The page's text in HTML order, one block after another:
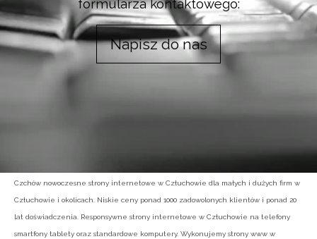
formularza kontaktowego:
Napisz do nas
Czchów nowoczesne strony internetowe w Człuchowie dla małych i dużych firm w
Człuchowie i okolicach. Niskie ceny ponad 1000 zadowolonych klientów i ponad 20
lat doświadczenia. Responsywne strony internetowe w Człuchowie na telefony
smartfony tablety oraz standardowe komputery. Wykonujemy strony www w